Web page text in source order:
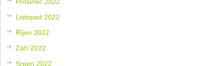
Listopad 2022
Říjen 2022
Září 2022
Srpen 2022